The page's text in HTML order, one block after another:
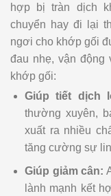
hợp bị tràn dịch
chuyển hay đi lại
ngơi cho khớp gối
đau nhẹ, vận
khớp gối:
Giúp tiết dịch
thường xuyên,
xuất ra nhiều
tăng cường sự
Giúp giảm cân:
lành mạnh kết